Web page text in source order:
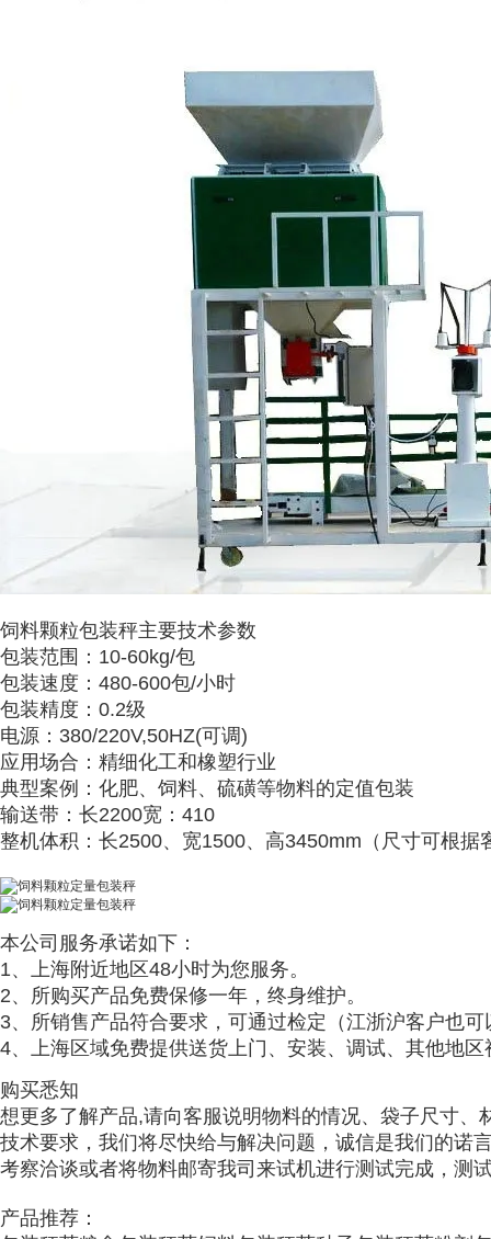
饲料颗粒包装秤主要技术参数
包装范围：10-60kg/包
包装速度：480-600包/小时
包装精度：0.2级
电源：380/220V,50HZ(可调)
应用场合：精细化工和橡塑行业
典型案例：化肥、饲料、硫磺等物料的定值包装
输送带：长2200宽：410
整机体积：长2500、宽1500、高3450mm（尺寸可根据
本公司服务承诺如下：
1、上海附近地区48小时为您服务。
2、所购买产品免费保修一年，终身维护。
3、所销售产品符合要求，可通过检定（江浙沪客户也可
4、上海区域免费提供送货上门、安装、调试、其他地
购买悉知
想更多了解产品,请向客服说明物料的情况、袋子尺寸
技术要求，我们将尽快给与解决问题，诚信是我们的诺
考察洽谈或者将物料邮寄我司来试机进行测试完成，测
产品推荐：